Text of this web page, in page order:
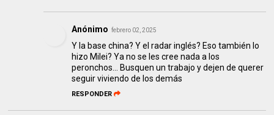
Anónimo febrero 02, 2025
Y la base china? Y el radar inglés? Eso también lo
hizo Milei? Ya no se les cree nada a los
peronchos... Busquen un trabajo y dejen de querer
seguir viviendo de los demás
RESPONDER